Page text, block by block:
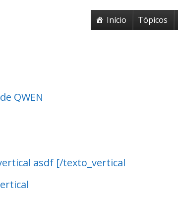
Início Tópicos
QWEN
asdf [/texto_vertical